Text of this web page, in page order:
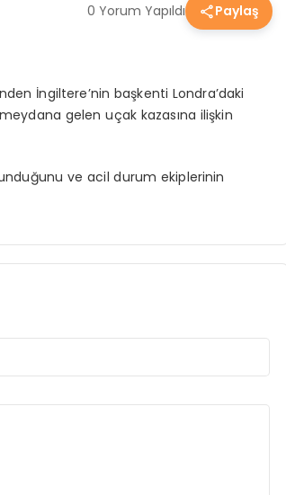
0 Yorum Yapıldı Paylaş
İngiltere’nin başkenti Londra’daki
gelen uçak kazasına ilişkin
ve acil durum ekiplerinin